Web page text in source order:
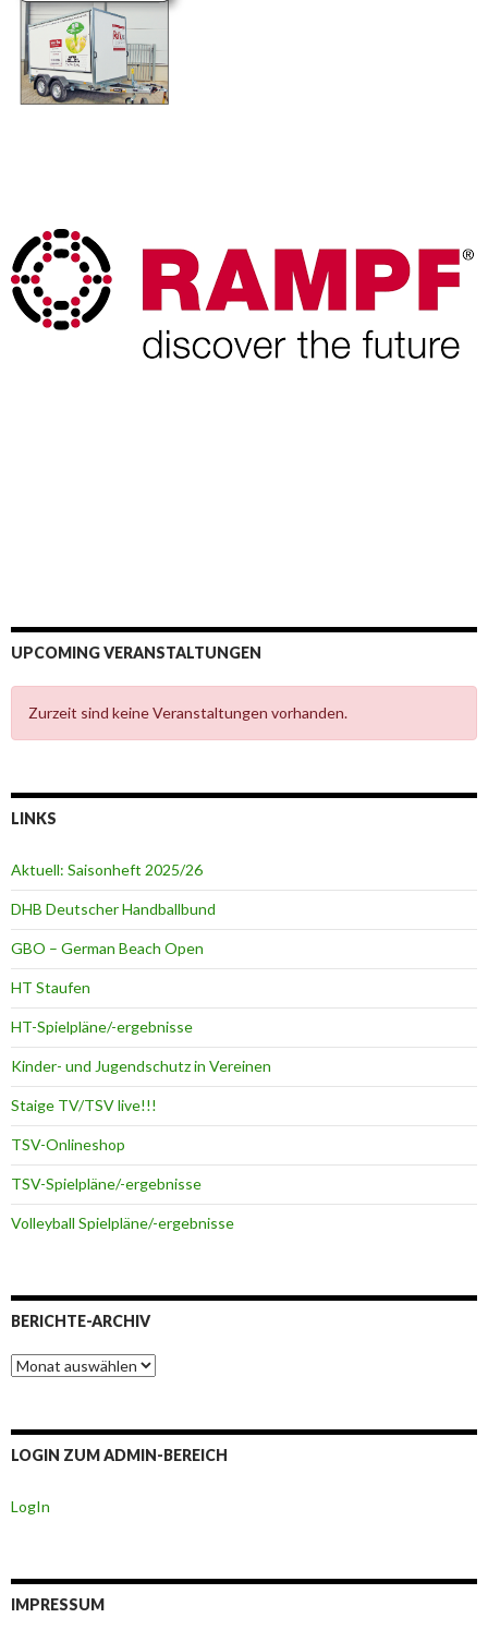
UPCOMING VERANSTALTUNGEN
Zurzeit sind keine Veranstaltungen vorhanden.
LINKS
Aktuell: Saisonheft 2025/26
DHB Deutscher Handballbund
GBO – German Beach Open
HT Staufen
HT-Spielpläne/-ergebnisse
Kinder- und Jugendschutz in Vereinen
Staige TV/TSV live!!!
TSV-Onlineshop
TSV-Spielpläne/-ergebnisse
Volleyball Spielpläne/-ergebnisse
BERICHTE-ARCHIV
Berichte-
Archiv
LOGIN ZUM ADMIN-BEREICH
LogIn
IMPRESSUM